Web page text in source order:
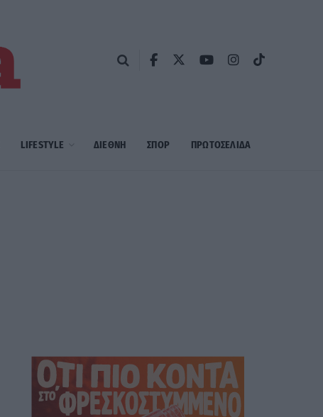
LIFESTYLE ΔΙΕΘΝΗ ΣΠΟΡ ΠΡΩΤΟΣΈΛΙΔΑ